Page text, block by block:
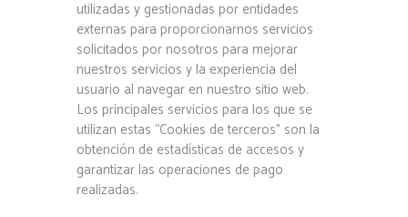
utilizadas y gestionadas por entidades
externas para proporcionarnos servicios
solicitados por nosotros para mejorar
nuestros servicios y la experiencia del
usuario al navegar en nuestro sitio web.
Los principales servicios para los que se
utilizan estas “Cookies de terceros” son la
obtención de estadísticas de accesos y
garantizar las operaciones de pago
realizadas.